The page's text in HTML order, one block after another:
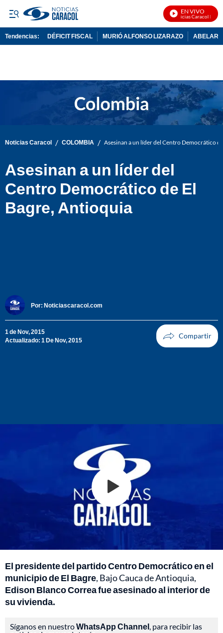
EN VIVO
Noticias Caracol En
Tendencias: DÉFICIT FISCAL MURIÓ ALFONSO LIZARAZO
Noticias Caracol / COLOMBIA / Asesinan a un líder del Centro Democrático
Asesinan a un líder del
Centro Democrático de El
Bagre, Antioquia
Por: Noticiascaracol.com
1 de Nov, 2015
Actualizado: 1 De Nov, 2015
El presidente del partido Centro Democrático en el
municipio de El Bagre, Bajo Cauca de Antioquia,
Edison Blanco Correa fue asesinado al interior de
su vivienda.
Síganos en nuestroWhatsApp Channel , para recibir las